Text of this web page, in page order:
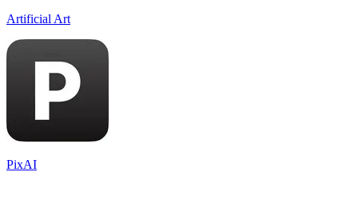
Artificial Art
PixAI